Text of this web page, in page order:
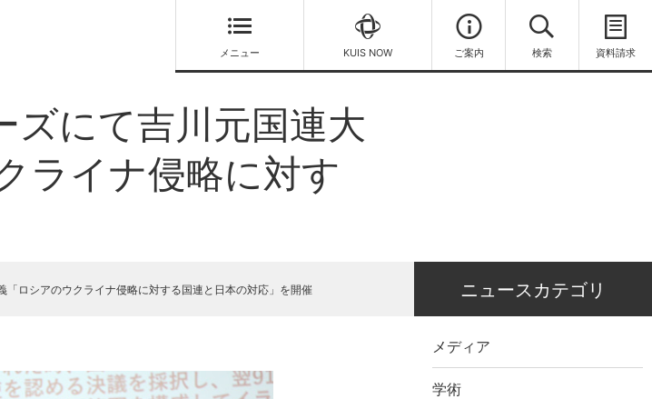
メニュー KUIS NOW ご案内 検索 資料請求
にて吉川元国連大
ライナ侵略に対す
ロシアのウクライナ侵略に対する国連と日本の対応」を開催 ニュースカテゴリ
メディア
学術